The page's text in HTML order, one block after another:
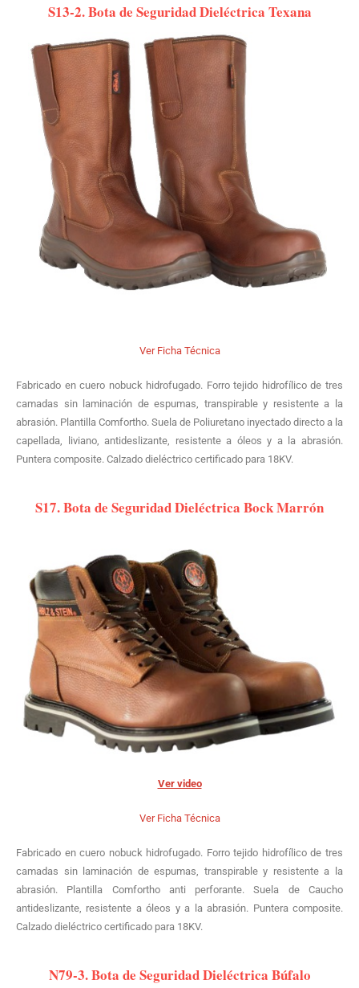
S13-2. Bota de Seguridad Dieléctrica Texana
Ver Ficha Técnica
Fabricado en cuero nobuck hidrofugado. Forro tejido hidrofílico de tres
camadas sin laminación de espumas, transpirable y resistente a la
abrasión. Plantilla Comfortho. Suela de Poliuretano inyectado directo a la
capellada, liviano, antideslizante, resistente a óleos y a la abrasión.
Puntera composite. Calzado dieléctrico certificado para 18KV.
S17. Bota de Seguridad Dieléctrica Bock Marrón
Ver video
Ver Ficha Técnica
Fabricado en cuero nobuck hidrofugado. Forro tejido hidrofílico de tres
camadas sin laminación de espumas, transpirable y resistente a la
abrasión. Plantilla Comfortho anti perforante. Suela de Caucho
antideslizante, resistente a óleos y a la abrasión. Puntera composite.
Calzado dieléctrico certificado para 18KV.
N79-3. Bota de Seguridad Dieléctrica Búfalo